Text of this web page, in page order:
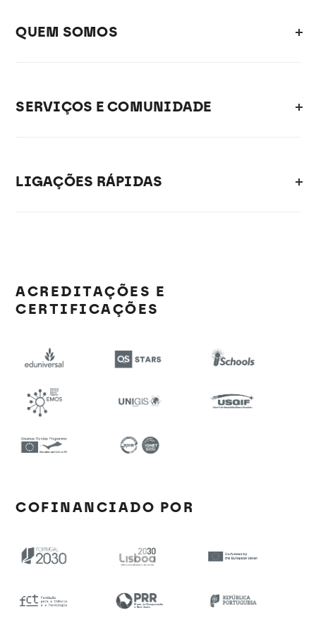
QUEM SOMOS
SERVIÇOS E COMUNIDADE
LIGAÇÕES RÁPIDAS
ACREDITAÇÕES E
CERTIFICAÇÕES
COFINANCIADO POR